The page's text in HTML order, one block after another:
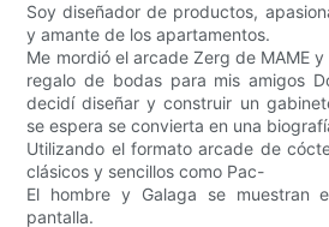
Soy diseñador de productos,
y amante de los apartamentos.
Me mordió el arcade Zerg de MAME
regalo de bodas para mis amigos
decidí diseñar y construir un
se espera se convierta en una
Utilizando el formato arcade de
clásicos y sencillos como Pac-
El hombre y Galaga se muestran
pantalla.